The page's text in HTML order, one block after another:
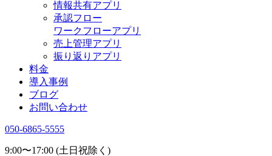
情報共有アプリ
承認フロー
ワークフローアプリ
売上管理アプリ
振り返りアプリ
料金
導入事例
ブログ
お問い合わせ
050-6865-5555
9:00〜17:00 (土日祝除く)